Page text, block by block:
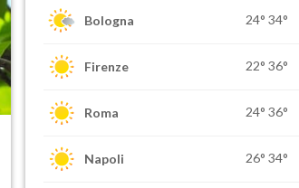
Bologna 24° 34°
Firenze 22° 36°
Roma 24° 36°
Napoli 26° 34°